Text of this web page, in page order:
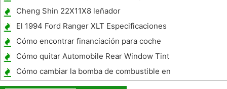
Auto
Cheng Shin 22X11X8 leñador
Especificaciones de neumáticos
El 1994 Ford Ranger XLT Especificaciones
Cómo encontrar financiación para coche
con un historial de crédito muy malo
Cómo quitar Automobile Rear Window Tint
Adhesivo
Cómo cambiar la bomba de combustible en
un Chevy Silverado 2002